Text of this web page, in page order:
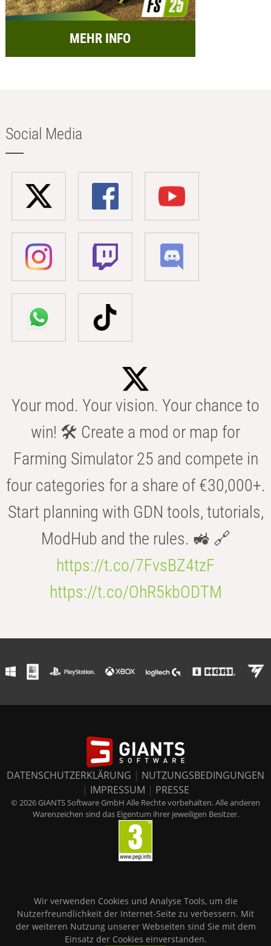
MEHR INFO
Social Media
Your mod. Your vision. Your chance to
win! 🛠️ Create a mod or map for
Farming Simulator 25 and compete in
four categories for a share of €30,000+.
Start planning with GDN tools, tutorials,
ModHub and the rules. 🚜 🔗
https://t.co/7FvsBZ4tzF
https://t.co/OhR5kbODTM
DATENSCHUTZERKLÄRUNG | NUTZUNGSBEDINGUNGEN
| IMPRESSUM | PRESSE
© 2026 GIANTS Software GmbH Alle Rechte vorbehalten. Alle anderen
Warenzeichen sind das Eigentum ihrer jeweiligen Besitzer.
Wir verwenden Cookies und Analyse Tools, um die
Nutzerfreundlichkeit der Internet-Seite zu verbessern. Mit
der weiteren Nutzung unserer Webseiten sind Sie mit dem
Einsatz der Cookies einverstanden.